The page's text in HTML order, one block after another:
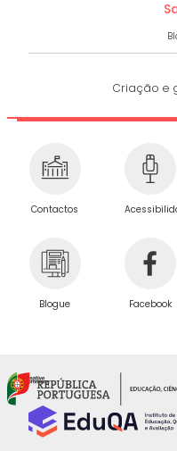
Criação e
Contactos
Blogue Facebook